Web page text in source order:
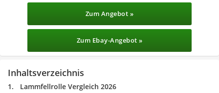
Zum Angebot »
Zum Ebay-Angebot »
Inhaltsverzeichnis
Lammfellrolle Vergleich 2026